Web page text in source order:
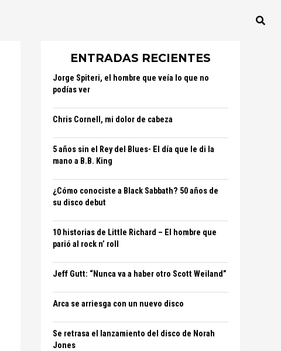
ENTRADAS RECIENTES
Jorge Spiteri, el hombre que veía lo que no
podías ver
Chris Cornell, mi dolor de cabeza
5 años sin el Rey del Blues- El día que le di la
mano a B.B. King
¿Cómo conociste a Black Sabbath? 50 años de
su disco debut
10 historias de Little Richard – El hombre que
parió al rock n’ roll
Jeff Gutt: “Nunca va a haber otro Scott Weiland”
Arca se arriesga con un nuevo disco
Se retrasa el lanzamiento del disco de Norah
Jones